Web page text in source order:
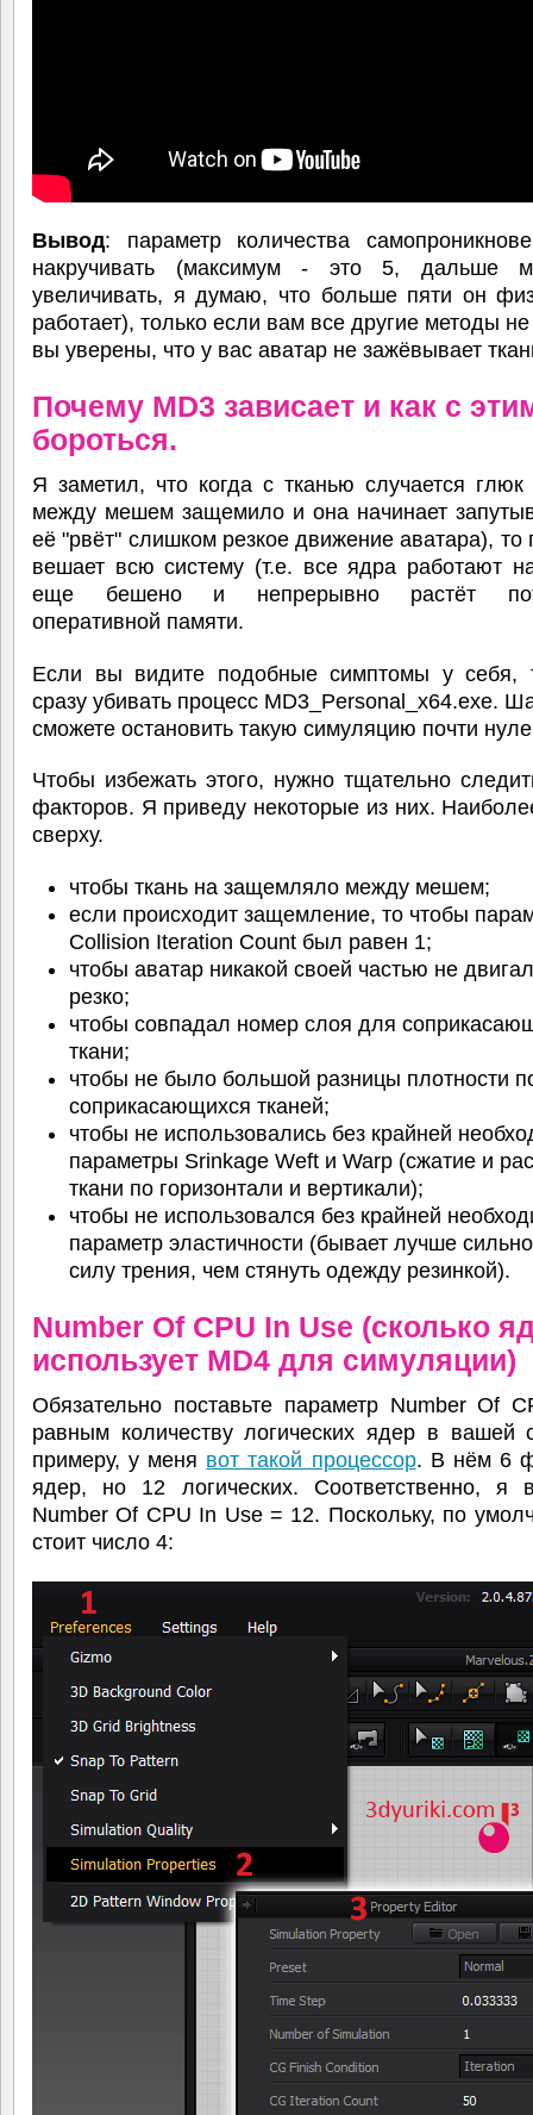
Вывод: параметр количества
накручивать (максимум - это 5, дальше
увеличивать, я думаю, что больше пяти он
работает), только если вам все другие методы
вы уверены, что у вас аватар не зажёвывает
Почему MD3 зависает и как с
бороться.
Я заметил, что когда с тканью случается глюк
между мешем защемило и она начинает
её "рвёт" слишком резкое движение аватара), то
вешает всю систему (т.е. все ядра работают
еще бешено и непрерывно растёт
оперативной памяти.
Если вы видите подобные симптомы у себя,
сразу убивать процесс MD3_Personal_x64.exe.
сможете остановить такую симуляцию почти
Чтобы избежать этого, нужно тщательно
факторов. Я приведу некоторые из них.
сверху.
чтобы ткань на защемляло между мешем;
если происходит защемление, то чтобы
Collision Iteration Count был равен 1;
чтобы аватар никакой своей частью не
резко;
чтобы совпадал номер слоя для
ткани;
чтобы не было большой разницы плотности
соприкасающихся тканей;
чтобы не использовались без крайней
параметры Srinkage Weft и Warp (сжатие и
ткани по горизонтали и вертикали);
чтобы не использовался без крайней
параметр эластичности (бывает лучше
силу трения, чем стянуть одежду резинкой).
Number Of CPU In Use (сколько
использует MD4 для симуляции)
Обязательно поставьте параметр Number Of
равным количеству логических ядер в вашей
примеру, у меня вот такой процессор. В нём 6
ядер, но 12 логических. Соответственно, я
Number Of CPU In Use = 12. Поскольку, по
стоит число 4: